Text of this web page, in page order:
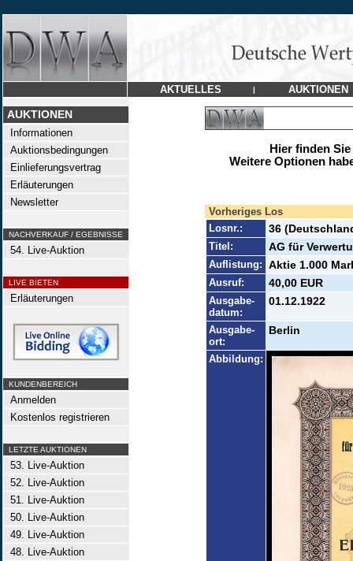
AKTUELLES | AUKTIONEN
AUKTIONEN
Informationen
Auktionsbedingungen
Einlieferungsvertrag
Erläuterungen
Newsletter
NACHVERKAUF / EGEBNISSE
54. Live-Auktion
LIVE BIETEN
Erläuterungen
KUNDENBEREICH
Anmelden
Kostenlos registrieren
LETZTE AUKTIONEN
53. Live-Auktion
52. Live-Auktion
51. Live-Auktion
50. Live-Auktion
49. Live-Auktion
48. Live-Auktion
Hier finden
Weitere Optionen
Vorheriges Los
Losnr.:
36
Titel: AG für
Auflistung: Aktie 1.000
Ausruf: 40,00 EUR
Ausgabe-
datum:
01.12.1922
Ausgabe-
ort:
Berlin
Abbildung: